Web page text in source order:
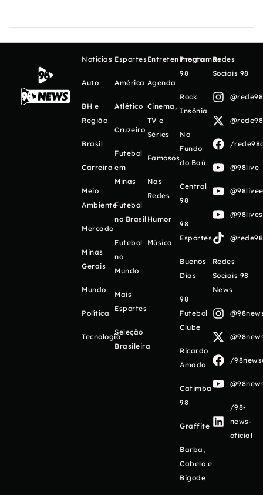
Notícias
Auto
BH e
Região
Brasil
Carreira
Meio
Ambiente
Mercado
Minas
Gerais
Mundo
Política
Tecnologia
Esportes
América
Atlético
Cruzeiro
Futebol
em
Minas
Futebol
no Brasil
Futebol
no
Mundo
Mais
Esportes
Seleção
Brasileira
Entretenimento
Agenda
Cinema,
TV e
Séries
Famosos
Nas
Redes
Humor
Música
Programas
98
Rock
Insônia
No
Fundo
do Baú
Central
98
98
Esportes
Buenos
Días
98
Futebol
Clube
Ricardo
Amado
Catimba
98
Graffite
Barba,
Cabelo e
Bigode
Redes
Sociais 98
/
@98live
Redes
Sociais 98
News
/
/98-
news-
oficial